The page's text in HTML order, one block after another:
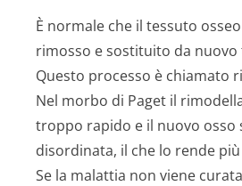
È normale che il tessuto
rimosso e sostituito da nuovo
Questo processo è chiamato
Nel morbo di Paget il
troppo rapido e il nuovo osso
disordinata, il che lo rende
Se la malattia non viene